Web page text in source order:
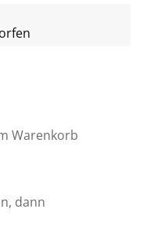
Warenkorb
dann